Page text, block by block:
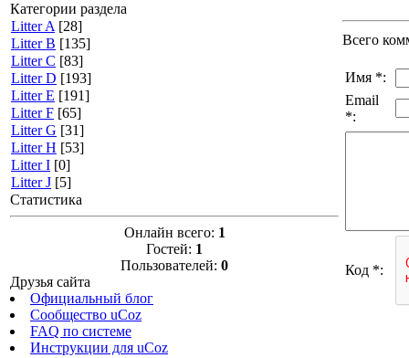
Категории раздела
Litter A [28]
Litter B [135]
Litter C [83]
Litter D [193]
Litter E [191]
Litter F [65]
Litter G [31]
Litter H [53]
Litter I [0]
Litter J [5]
Статистика
Онлайн всего: 1
Гостей: 1
Пользователей: 0
Друзья сайта
Официальный блог
Сообщество uCoz
FAQ по системе
Инструкции для uCoz
Всего
Имя *:
Email
*:
Код *: